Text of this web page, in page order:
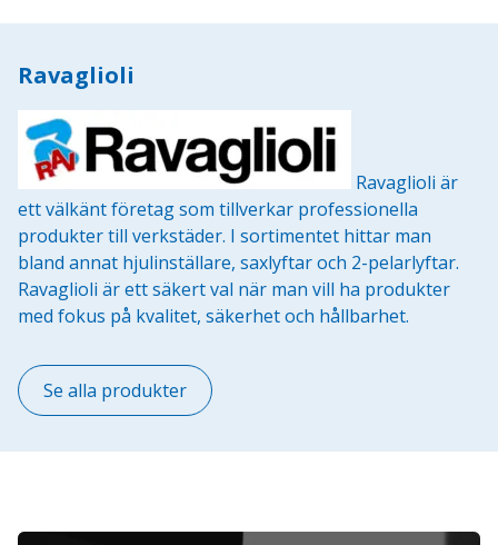
Ravaglioli
Ravaglioli är
ett välkänt företag som tillverkar professionella
produkter till verkstäder. I sortimentet hittar man
bland annat hjulinställare, saxlyftar och 2-pelarlyftar.
Ravaglioli är ett säkert val när man vill ha produkter
med fokus på kvalitet, säkerhet och hållbarhet.
Se alla produkter